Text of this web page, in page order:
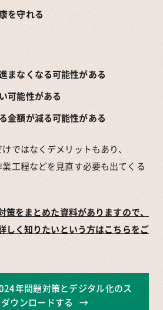
を守れる
まなくなる可能性がある
可能性がある
金額が減る可能性がある
ではなくデメリットもあり、
工程などを見直す必要も出てくる
をまとめた資料がありますので、
しく知りたいという方はこちらをご
年問題対策とデジタル化のス
ウンロードする